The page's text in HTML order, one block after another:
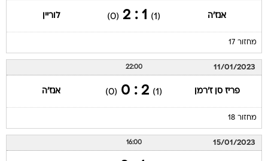
אנז'ה (1)
1 : 2
(0) לוריין
מחזור 17
11/01/2023
22:00
פריז סן ז'רמן (1)
2 : 0
(0) אנז'ה
מחזור 18
15/01/2023
16:00